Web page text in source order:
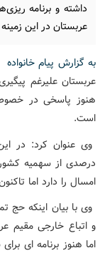
داشته و برنامه
عربستان در این
به گزارش پیام خانواده
عربستان علیرغم
هنوز پاسخی در خصوص
است.
وی عنوان کرد: در
درصدی از سهمیه
امسال را دارد اما
وی با بیان اینکه حج
و اتباع خارجی مقیم
اما هنوز برنامه ای